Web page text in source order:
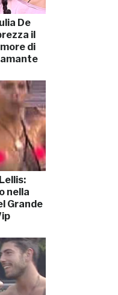
De
il
di
nella
Grande